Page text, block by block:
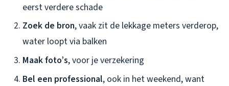
eerst verdere schade
Zoek de bron, vaak zit de lekkage meters verderop,
water loopt via balken
Maak foto’s, voor je verzekering
Bel een professional, ook in het weekend, want